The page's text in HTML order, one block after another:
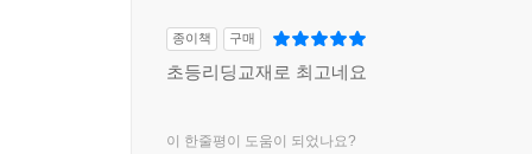
종이책 구매
초등리딩교재로 최고네요
이 한줄평이 도움이 되었나요?